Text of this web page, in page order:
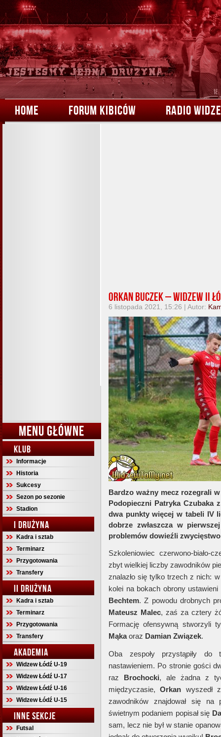
HOME FORUM KIBICÓW RADIO
MENU GŁÓWNE
KLUB
Informacje
Historia
Sukcesy
Sezon po sezonie
Stadion
I DRUŻYNA
Kadra i sztab
Terminarz
Przygotowania
Transfery
II DRUŻYNA
Kadra i sztab
Terminarz
Przygotowania
Transfery
AKADEMIA
Widzew Łódź U-19
Widzew Łódź U-17
Widzew Łódź U-16
Widzew Łódź U-15
INNE SEKCJE
Futsal
Orkan Buczek – Widzew II
6 listopada 2021, 15:26 | Autor:
Bardzo ważny mecz rozegrali
Podopieczni Patryka Czubaka
dwa punkty więcej w tabeli IV
dobrze zwłaszcza w
problemów dowieźli
Szkoleniowiec czerwono-biało-
zbyt wielkiej liczby zawodników
znalazło się tylko trzech z nich:
kolei na bokach obrony
Bechtem. Z powodu drobnych
Mateusz Malec, zaś za cztery
Formację ofensywną stworzyli
Mąkaoraz Damian Związek.
Oba zespoły przystąpiły do
nastawieniem. Po stronie gości
raz Brochocki, ale żadna z
międzyczasie,Orkan wyszedł
zawodników znajdował się na
świetnym podaniem popisał się
sam, lecz nie był w stanie